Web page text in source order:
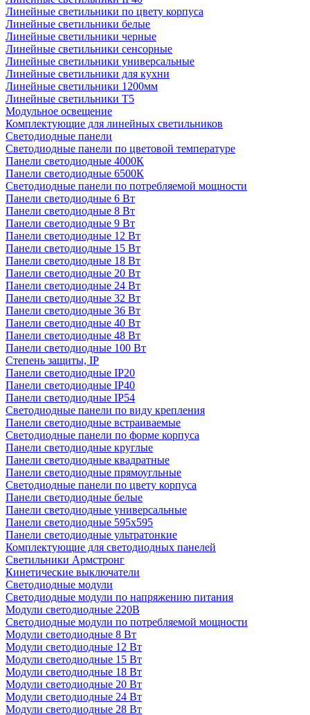
Линейные светильники по цвету корпуса
Линейные светильники белые
Линейные светильники черные
Линейные светильники сенсорные
Линейные светильники универсальные
Линейные светильники для кухни
Линейные светильники 1200мм
Линейные светильники Т5
Модульное освещение
Комплектующие для линейных светильников
Светодиодные панели
Светодиодные панели по цветовой температуре
Панели светодиодные 4000К
Панели светодиодные 6500К
Светодиодные панели по потребляемой мощности
Панели светодиодные 6 Вт
Панели светодиодные 8 Вт
Панели светодиодные 9 Вт
Панели светодиодные 12 Вт
Панели светодиодные 15 Вт
Панели светодиодные 18 Вт
Панели светодиодные 20 Вт
Панели светодиодные 24 Вт
Панели светодиодные 32 Вт
Панели светодиодные 36 Вт
Панели светодиодные 40 Вт
Панели светодиодные 48 Вт
Панели светодиодные 100 Вт
Степень защиты, IP
Панели светодиодные IP20
Панели светодиодные IP40
Панели светодиодные IP54
Светодиодные панели по виду крепления
Панели светодиодные встраиваемые
Светодиодные панели по форме корпуса
Панели светодиодные круглые
Панели светодиодные квадратные
Панели светодиодные прямоугльные
Светодиодные панели по цвету корпуса
Панели светодиодные белые
Панели светодиодные универсальные
Панели светодиодные 595х595
Панели светодиодные ультратонкие
Комплектующие для светодиодных панелей
Светильники Армстронг
Кинетические выключатели
Светодиодные модули
Светодиодные модули по напряжению питания
Модули светодиодные 220В
Светодиодные модули по потребляемой мощности
Модули светодиодные 8 Вт
Модули светодиодные 12 Вт
Модули светодиодные 15 Вт
Модули светодиодные 18 Вт
Модули светодиодные 20 Вт
Модули светодиодные 24 Вт
Модули светодиодные 28 Вт